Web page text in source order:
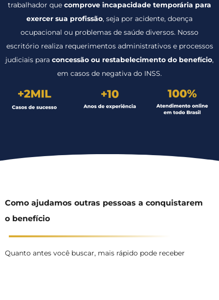
trabalhador que comprove incapacidade temporária para
exercer sua profissão, seja por acidente, doença
ocupacional ou problemas de saúde diversos. Nosso
escritório realiza requerimentos administrativos e processos
judiciais para concessão ou restabelecimento do benefício,
em casos de negativa do INSS.
Como ajudamos outras pessoas a conquistarem
o benefício
Quanto antes você buscar, mais rápido pode receber